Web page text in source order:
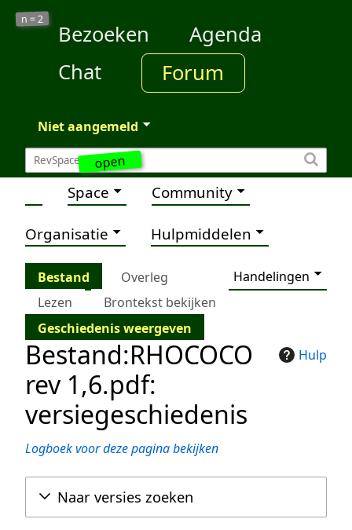
open
n =2
Bezoeken
Agenda
Chat
Forum
Niet aangemeld
Space Community
Organisatie Hulpmiddelen
Bestand Overleg
Handelingen
Lezen
Brontekst bekijken
Geschiedenis weergeven
Hulp
Bestand:RHOCOCO
rev 1,6.pdf:
versiegeschiedenis
Logboek voor deze pagina bekijken
Naar versies zoeken